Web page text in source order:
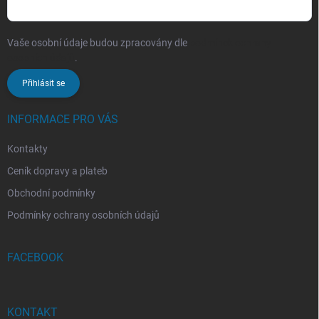
Vaše osobní údaje budou zpracovány dle
.
Přihlásit se
INFORMACE PRO VÁS
Kontakty
Ceník dopravy a plateb
Obchodní podmínky
Podmínky ochrany osobních údajů
FACEBOOK
KONTAKT